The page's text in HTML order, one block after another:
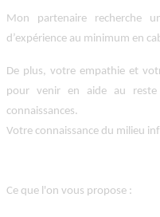
Mon partenaire recherche
d’expérience au minimum en
De plus, votre empathie et
pour venir en aide au
connaissances.
Votre connaissance du milieu
Ce que l'on vous propose :